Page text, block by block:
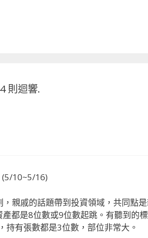
則迴響.
(5/10~5/16)
親戚的話題帶到投資領域，共同點
都是8位數或9位數起跳。有聽到的
有張數都是3位數，部位非常大。